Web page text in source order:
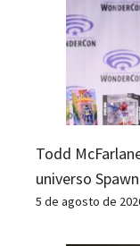
Todd
universo
5 de agosto de